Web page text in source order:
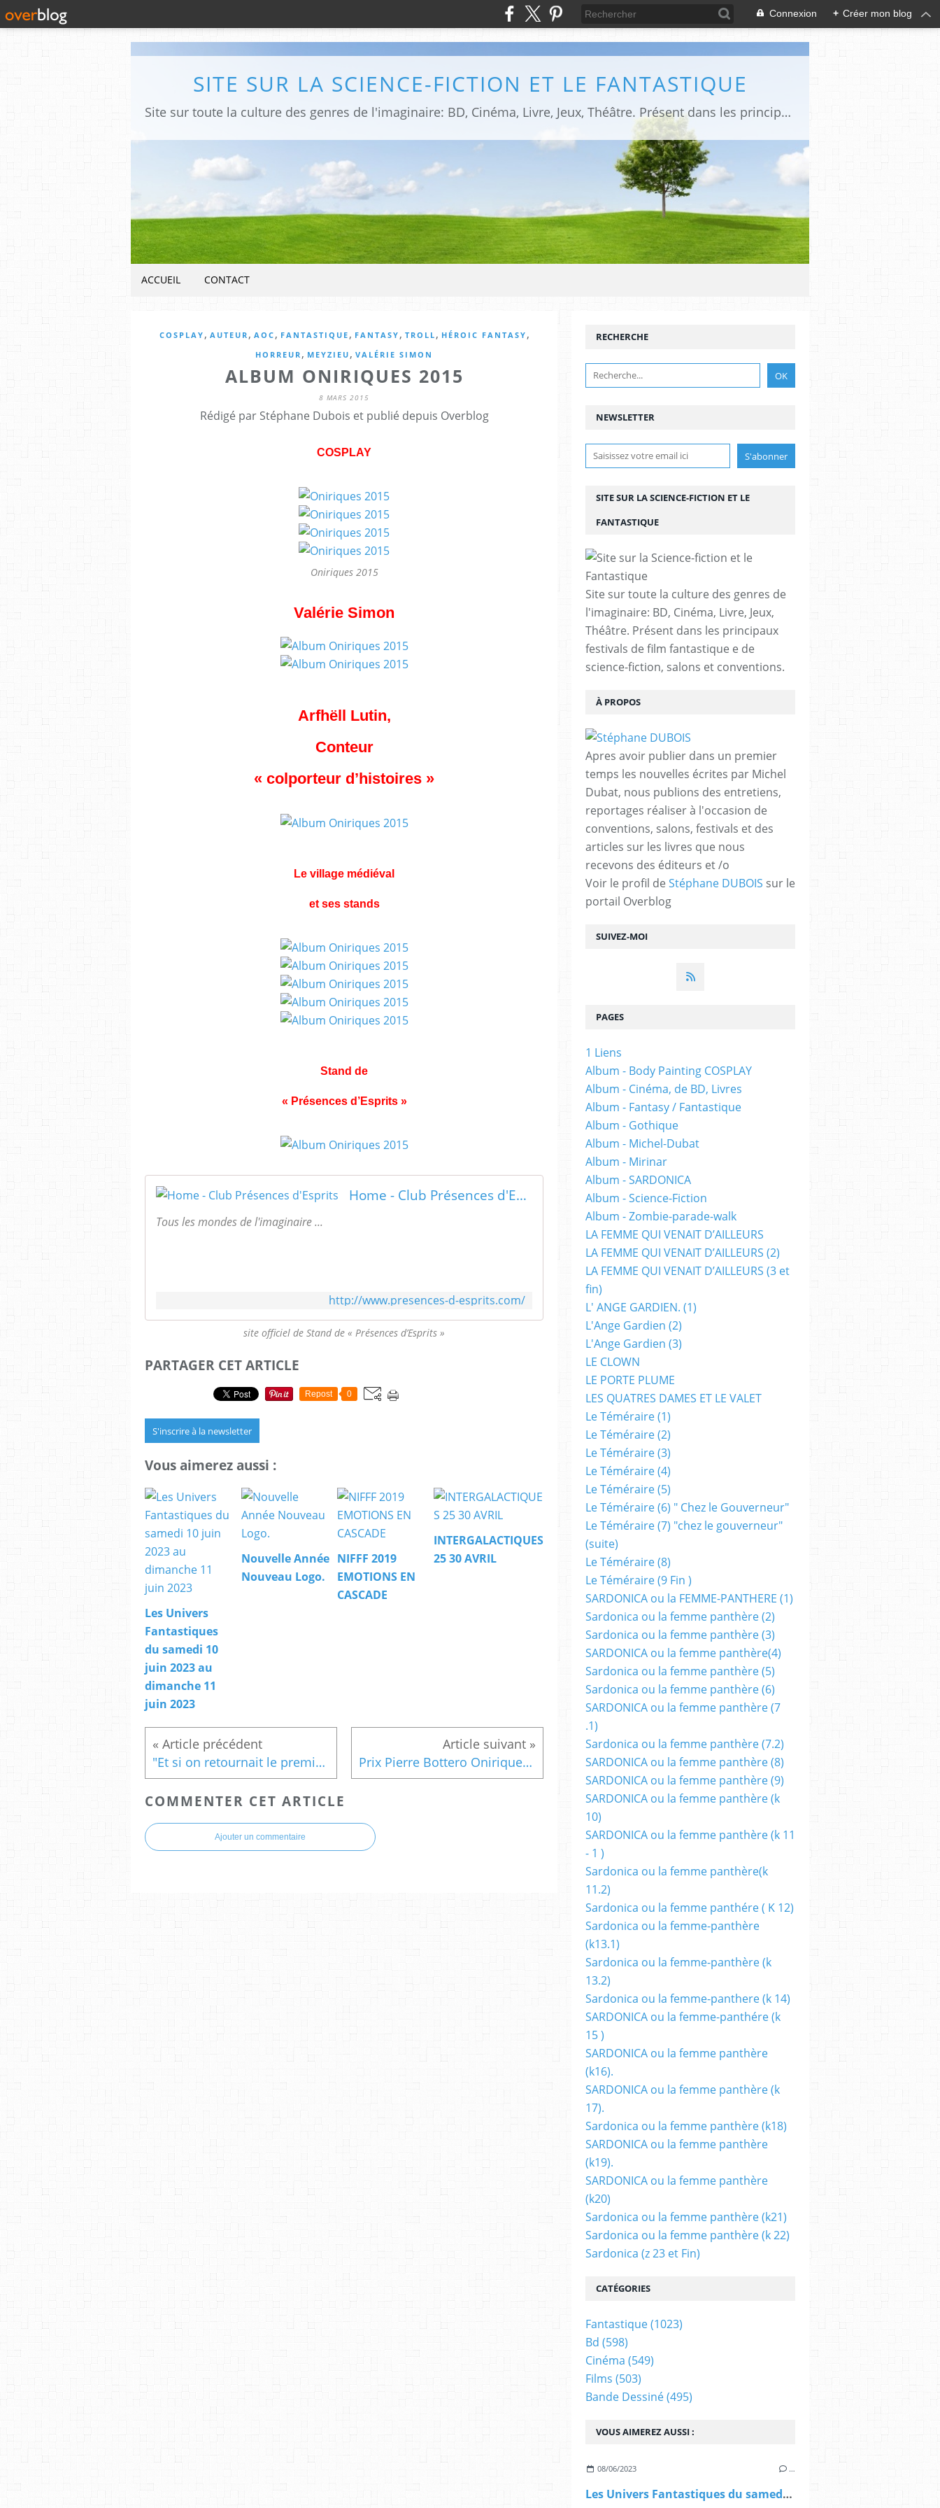
Connexion + Créer mon blog
SITE SUR LA SCIENCE-FICTION ET LE FANTASTIQUE
Site sur toute la culture des genres de l'imaginaire: BD, Cinéma, Livre, Jeux, Théâtre. Présent dans les principaux festivals de film fantastique e de science-fiction, salons et conventions.
ACCUEIL CONTACT
COSPLAY , AUTEUR , AOC , FANTASTIQUE , FANTASY , TROLL , HÉROIC FANTASY ,
HORREUR , MEYZIEU , VALÉRIE SIMON
ALBUM ONIRIQUES 2015
8 MARS 2015
Rédigé par Stéphane Dubois et publié depuis Overblog
COSPLAY
Oniriques 2015
Valérie Simon
Arfhëll Lutin,
Conteur
« colporteur d’histoires »
Le village médiéval
et ses stands
Stand de
« Présences d’Esprits »
Home - Club Présences d'Esprits
Tous les mondes de l'imaginaire ...
http://www.presences-d-esprits.com/
site officiel de Stand de « Présences d’Esprits »
PARTAGER CET ARTICLE
Repost 0
S'inscrire à la newsletter
Vous aimerez aussi :
Les Univers
Fantastiques
du samedi 10
juin 2023 au
dimanche 11
juin 2023
Nouvelle Année
Nouveau Logo.
NIFFF 2019
EMOTIONS EN
CASCADE
INTERGALACTIQUES
25 30 AVRIL
"Et si on retournait le premier film ?" Prix Pierre Bottero Oniriques 2015
COMMENTER CET ARTICLE
Ajouter un commentaire
NEWSLETTER
SUIVEZ-MOI
RECHERCHE
SITE SUR LA SCIENCE-FICTION ET LE
FANTASTIQUE
Site sur toute la culture des genres de
l'imaginaire: BD, Cinéma, Livre, Jeux,
Théâtre. Présent dans les principaux
festivals de film fantastique e de
science-fiction, salons et conventions.
À PROPOS
Apres avoir publier dans un premier
temps les nouvelles écrites par Michel
Dubat, nous publions des entretiens,
reportages réaliser à l'occasion de
conventions, salons, festivals et des
articles sur les livres que nous
recevons des éditeurs et /o
Voir le profil de Stéphane DUBOIS sur le
portail Overblog
VOUS AIMEREZ AUSSI :
08/06/2023 …
Les Univers Fantastiques du samedi 10 juin 2023 au dimanche 11 juin 2023
PAGES
1 Liens
Album - Body Painting COSPLAY
Album - Cinéma, de BD, Livres
Album - Fantasy / Fantastique
Album - Gothique
Album - Michel-Dubat
Album - Mirinar
Album - SARDONICA
Album - Science-Fiction
Album - Zombie-parade-walk
LA FEMME QUI VENAIT D’AILLEURS
LA FEMME QUI VENAIT D’AILLEURS (2)
LA FEMME QUI VENAIT D’AILLEURS (3 et
fin)
L' ANGE GARDIEN. (1)
L'Ange Gardien (2)
L'Ange Gardien (3)
LE CLOWN
LE PORTE PLUME
LES QUATRES DAMES ET LE VALET
Le Téméraire (1)
Le Téméraire (2)
Le Téméraire (3)
Le Téméraire (4)
Le Téméraire (5)
Le Téméraire (6) " Chez le Gouverneur"
Le Téméraire (7) "chez le gouverneur"
(suite)
Le Téméraire (8)
Le Téméraire (9 Fin )
SARDONICA ou la FEMME-PANTHERE (1)
Sardonica ou la femme panthère (2)
Sardonica ou la femme panthère (3)
SARDONICA ou la femme panthère(4)
Sardonica ou la femme panthère (5)
Sardonica ou la femme panthère (6)
SARDONICA ou la femme panthère (7
.1)
Sardonica ou la femme panthère (7.2)
SARDONICA ou la femme panthère (8)
SARDONICA ou la femme panthère (9)
SARDONICA ou la femme panthère (k
10)
SARDONICA ou la femme panthère (k 11
- 1 )
Sardonica ou la femme panthère(k
11.2)
Sardonica ou la femme panthére ( K 12)
Sardonica ou la femme-panthère
(k13.1)
Sardonica ou la femme-panthère (k
13.2)
Sardonica ou la femme-panthere (k 14)
SARDONICA ou la femme-panthére (k
15 )
SARDONICA ou la femme panthère
(k16).
SARDONICA ou la femme panthère (k
17).
Sardonica ou la femme panthère (k18)
SARDONICA ou la femme panthère
(k19).
SARDONICA ou la femme panthère
(k20)
Sardonica ou la femme panthère (k21)
Sardonica ou la femme panthère (k 22)
Sardonica (z 23 et Fin)
CATÉGORIES
Fantastique(1023)
Bd (598)
Cinéma (549)
Films (503)
Bande Dessiné(495)